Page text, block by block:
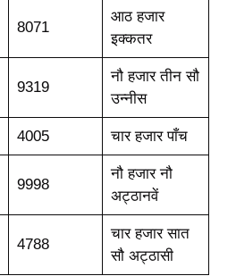
8071
आठ हजार
इक्कतर
9319
नौ हजार तीन सौ
उन्नीस
4005 चार हजार पाँच
9998
नौ हजार नौ
अट्ठानवें
4788
चार हजार सात
सौ अट्ठासी